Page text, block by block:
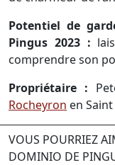
Potentiel de
Pingus 2023 :
comprendre son
Propriétaire :
Rocheyron en
VOUS POURRIEZ
DOMINIO DE